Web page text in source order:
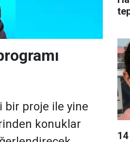
bir proje ile yine
konuklar